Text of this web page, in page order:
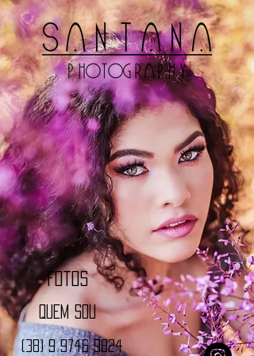
Fotos
Quem sou
(38) 9 9746 9824